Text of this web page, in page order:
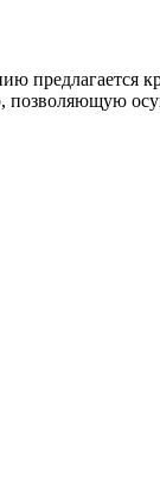
предлагается